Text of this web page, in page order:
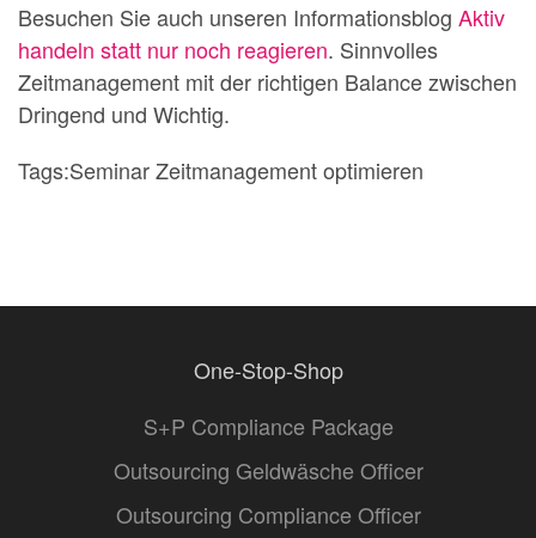
Besuchen Sie auch unseren Informationsblog Aktiv
handeln statt nur noch reagieren. Sinnvolles
Zeitmanagement mit der richtigen Balance zwischen
Dringend und Wichtig.
Tags:Seminar Zeitmanagement optimieren
One-Stop-Shop
S+P Compliance Package
Outsourcing Geldwäsche Officer
Outsourcing Compliance Officer